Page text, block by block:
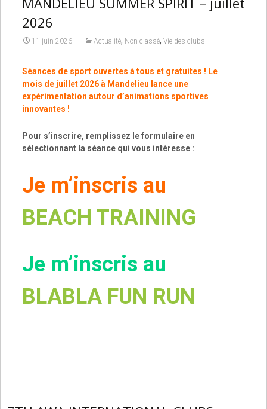
2026
11 juin 2026 Actualité, Non classé, Vie des clubs
Séances de sport ouvertes à tous et gratuites ! Le
mois de juillet 2026 à Mandelieu lance une
expérimentation autour d’animations sportives
innovantes !
Pour s’inscrire, remplissez le formulaire en
sélectionnant la séance qui vous intéresse :
Je m’inscris au
BEACH TRAINING
Je m’inscris au
BLABLA FUN RUN